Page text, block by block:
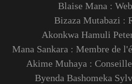
Blaise Mana :
Bizaza Mutabazi :
Akonkwa Hamuli
Mana Sankara : Membre de
Akime Muhaya :
Byenda Bashomeka